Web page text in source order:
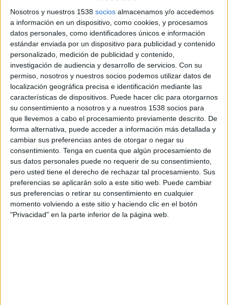
Nosotros y nuestros 1538 socios almacenamos y/o accedemos
a información en un dispositivo, como cookies, y procesamos
datos personales, como identificadores únicos e información
estándar enviada por un dispositivo para publicidad y contenido
personalizado, medición de publicidad y contenido,
investigación de audiencia y desarrollo de servicios. Con su
permiso, nosotros y nuestros socios podemos utilizar datos de
localización geográfica precisa e identificación mediante las
características de dispositivos. Puede hacer clic para otorgarnos
su consentimiento a nosotros y a nuestros 1538 socios para
que llevemos a cabo el procesamiento previamente descrito. De
forma alternativa, puede acceder a información más detallada y
cambiar sus preferencias antes de otorgar o negar su
consentimiento. Tenga en cuenta que algún procesamiento de
sus datos personales puede no requerir de su consentimiento,
pero usted tiene el derecho de rechazar tal procesamiento. Sus
preferencias se aplicarán solo a este sitio web. Puede cambiar
sus preferencias o retirar su consentimiento en cualquier
momento volviendo a este sitio y haciendo clic en el botón
"Privacidad" en la parte inferior de la página web.
El rodatge de Disney de la versió d'acció real de 'Enredados'
(Tangled) al Barri Vell de Girona que va anunciar El Gerió
Digital en exclusiva obligarà a tallar ...
Notícia
El rodatge de 'Tomb Raider' a Girona
deixa gairebé 1,5 MEUR a la ciutat
El rodatge de la sèrie 'Tomb Raider' ha tingut un impacte de
gairebé 1,5 milions d'euros a Girona, segons ha avançat Ràdio